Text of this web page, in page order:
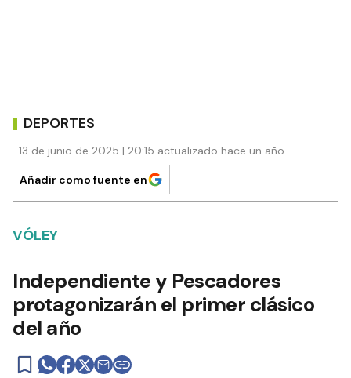
DEPORTES
13 de junio de 2025 | 20:15 actualizado hace un año
Añadir como fuente en
VÓLEY
Independiente y Pescadores
protagonizarán el primer clásico
del año